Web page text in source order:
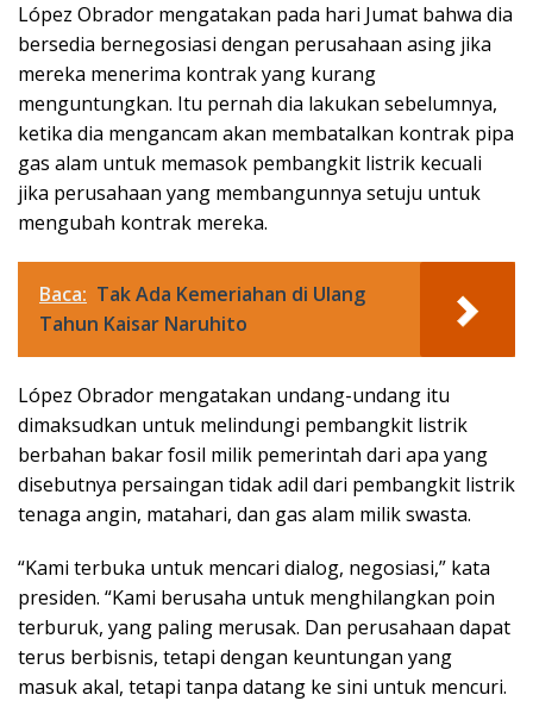
López Obrador mengatakan pada hari Jumat bahwa dia
bersedia bernegosiasi dengan perusahaan asing jika
mereka menerima kontrak yang kurang
menguntungkan. Itu pernah dia lakukan sebelumnya,
ketika dia mengancam akan membatalkan kontrak pipa
gas alam untuk memasok pembangkit listrik kecuali
jika perusahaan yang membangunnya setuju untuk
mengubah kontrak mereka.
Baca: Tak Ada Kemeriahan di Ulang
Tahun Kaisar Naruhito
López Obrador mengatakan undang-undang itu
dimaksudkan untuk melindungi pembangkit listrik
berbahan bakar fosil milik pemerintah dari apa yang
disebutnya persaingan tidak adil dari pembangkit listrik
tenaga angin, matahari, dan gas alam milik swasta.
“Kami terbuka untuk mencari dialog, negosiasi,” kata
presiden. “Kami berusaha untuk menghilangkan poin
terburuk, yang paling merusak. Dan perusahaan dapat
terus berbisnis, tetapi dengan keuntungan yang
masuk akal, tetapi tanpa datang ke sini untuk mencuri.